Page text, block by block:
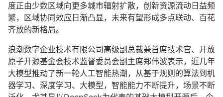
度正由少数区域向更多城市辐射扩散，创新资源流动日益频
繁，区域协同效应日渐凸显，未来有望形成多点联动、百花
齐放的新格局。
浪潮数字企业技术有限公司高级副总裁兼首席技术官、开放
原子开源基金会技术监督委员会副主席郑伟波表示，近几年
大模型推动了新一轮人工智能热潮，从基于规则的算法到机
器学习、深度学习、大模型，智能能力不断提升，场景不断